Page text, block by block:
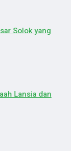
Solok yang
Lansia dan